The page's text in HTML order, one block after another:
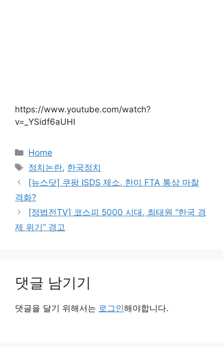
https://www.youtube.com/watch?
v=_YSidf6aUHI
카
테
고
리
Home
태
그
정치논란, 한국정치
[뉴스닷] 쿠팡 ISDS 제소, 한미 FTA 통상 마찰
격화?
[정법전TV] 코스피 5000 시대, 최태원 “한국 경
제 위기” 경고
댓글 남기기
댓글을 달기 위해서는 로그인해야합니다.